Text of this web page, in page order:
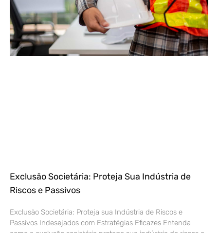
Exclusão Societária: Proteja Sua Indústria de
Riscos e Passivos
Exclusão Societária: Proteja sua Indústria de Riscos e
Passivos Indesejados com Estratégias Eficazes Entenda